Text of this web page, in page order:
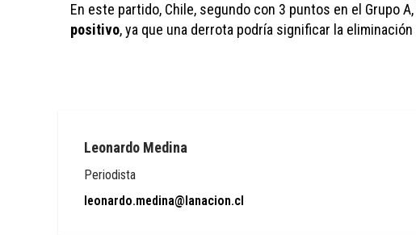
En este partido, Chile, segundo con 3 puntos en el Grupo A,
positivo, ya que una derrota podría significar la eliminación
Leonardo Medina
Periodista
leonardo.medina@lanacion.cl